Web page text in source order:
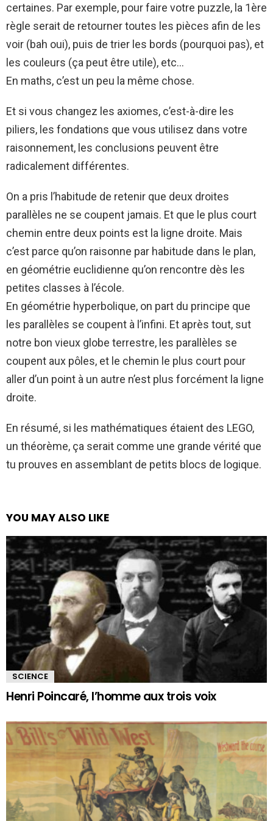
certaines. Par exemple, pour faire votre puzzle, la 1ère
règle serait de retourner toutes les pièces afin de les
voir (bah oui), puis de trier les bords (pourquoi pas), et
les couleurs (ça peut être utile), etc…
En maths, c’est un peu la même chose.
Et si vous changez les axiomes, c’est-à-dire les
piliers, les fondations que vous utilisez dans votre
raisonnement, les conclusions peuvent être
radicalement différentes.
On a pris l’habitude de retenir que deux droites
parallèles ne se coupent jamais. Et que le plus court
chemin entre deux points est la ligne droite. Mais
c’est parce qu’on raisonne par habitude dans le plan,
en géométrie euclidienne qu’on rencontre dès les
petites classes à l’école.
En géométrie hyperbolique, on part du principe que
les parallèles se coupent à l’infini. Et après tout, sut
notre bon vieux globe terrestre, les parallèles se
coupent aux pôles, et le chemin le plus court pour
aller d’un point à un autre n’est plus forcément la ligne
droite.
En résumé, si les mathématiques étaient des LEGO,
un théorème, ça serait comme une grande vérité que
tu prouves en assemblant de petits blocs de logique.
YOU MAY ALSO LIKE
SCIENCE
Henri Poincaré, l’homme aux trois voix